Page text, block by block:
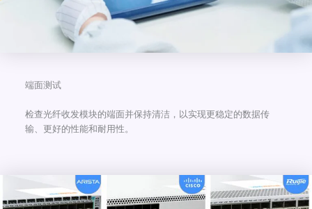
端面测试
检查光纤收发模块的端面并保持清洁，以实现更稳定的数据传
输、更好的性能和耐用性。